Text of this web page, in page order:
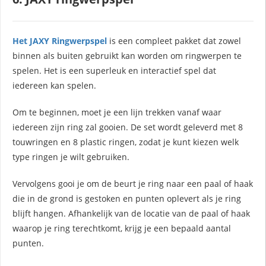
Het JAXY Ringwerpspel is een compleet pakket dat zowel
binnen als buiten gebruikt kan worden om ringwerpen te
spelen. Het is een superleuk en interactief spel dat
iedereen kan spelen.
Om te beginnen, moet je een lijn trekken vanaf waar
iedereen zijn ring zal gooien. De set wordt geleverd met 8
touwringen en 8 plastic ringen, zodat je kunt kiezen welk
type ringen je wilt gebruiken.
Vervolgens gooi je om de beurt je ring naar een paal of haak
die in de grond is gestoken en punten oplevert als je ring
blijft hangen. Afhankelijk van de locatie van de paal of haak
waarop je ring terechtkomt, krijg je een bepaald aantal
punten.